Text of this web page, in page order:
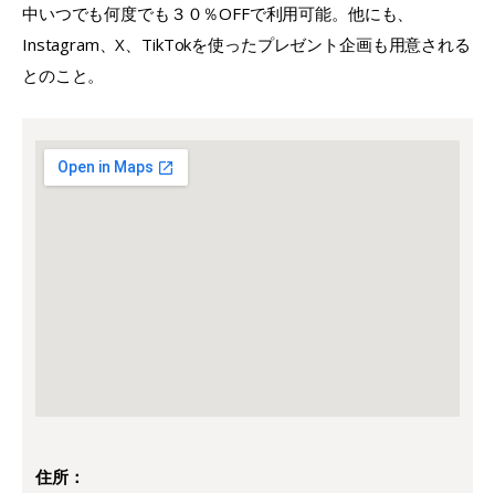
中いつでも何度でも３０％OFFで利用可能。他にも、
Instagram、X、TikTokを使ったプレゼント企画も用意される
とのこと。
住所：